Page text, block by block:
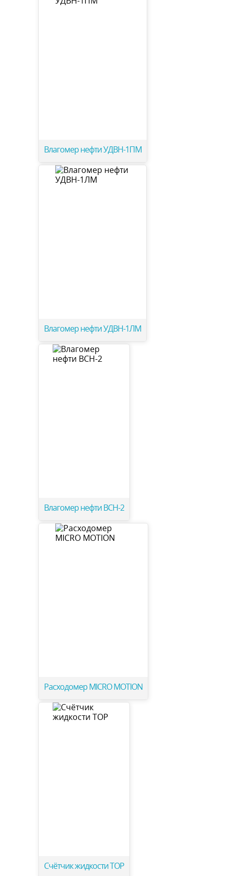
Влагомер нефти УДВН-1ПМ
Влагомер нефти УДВН-1ЛМ
Влагомер нефти ВСН-2
Расходомер MICRO MOTION
Счётчик жидкости ТОР